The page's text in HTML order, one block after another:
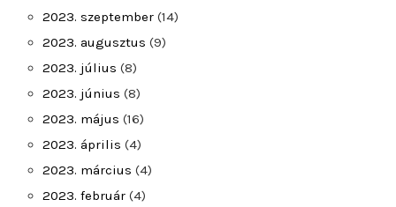
2023. szeptember (14)
2023. augusztus (9)
2023. július (8)
2023. június (8)
2023. május (16)
2023. április (4)
2023. március (4)
2023. február (4)